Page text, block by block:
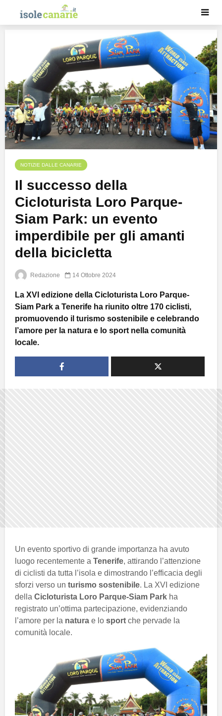
NOTIZIE DALLE CANARIE
Il successo della
Cicloturista Loro Parque-
Siam Park: un evento
imperdibile per gli amanti
della bicicletta
Redazione 14 Ottobre 2024
La XVI edizione della Cicloturista Loro Parque-
Siam Park a Tenerife ha riunito oltre 170 ciclisti,
promuovendo il turismo sostenibile e celebrando
l’amore per la natura e lo sport nella comunità
locale.
Un evento sportivo di grande importanza ha avuto
luogo recentemente a Tenerife, attirando l’attenzione
di ciclisti da tutta l’isola e dimostrando l’efficacia degli
sforzi verso un turismo sostenibile. La XVI edizione
della Cicloturista Loro Parque-Siam Park ha
registrato un’ottima partecipazione, evidenziando
l’amore per la natura e lo sport che pervade la
comunità locale.